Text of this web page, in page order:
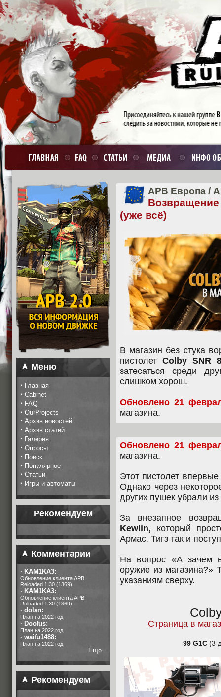
Меню
· Главная
· Cabinet
· FAQ
· OurProjects
· Архив новостей
· Архив статей
· Галерея
· Опросы
· Поиск
· Популярное
· Статьи
· Игры и автоматы
Рекомендуем
Комментарии
· KAM1KA3:
Обновление клиента APB
Reloaded 1.30 (1369)
· KAM1KA3:
Обновление клиента APB
Reloaded 1.30 (1369)
· dolan:
План на 2022 год
· Doofus:
План на 2022 год
· waifu1488:
План на 2022 год
Еще...
Рекомендуем
APB Европа /
(уже всё)
В магазин без стука
пистолетColby SNR
затесаться среди
слишком хорош.
Обновлено 21
магазина.
Обновлено 21
магазина.
Этот пистолет
Однако через
других пушек убрали из
За внезапное
Kewlin, который
Армас. Тигз так и
На вопрос «А зачем
оружие из магазина?»
указаниям сверху.
Страница в
99 G1C (3